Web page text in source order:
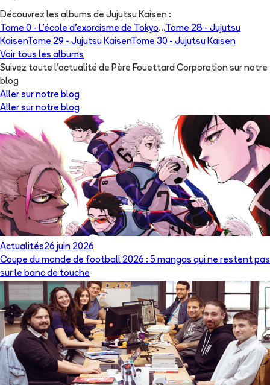
Découvrez les albums de Jujutsu Kaisen :
Tome 0 - L'école d'exorcisme de Tokyo...Tome 28 - Jujutsu
KaisenTome 29 - Jujutsu KaisenTome 30 - Jujutsu Kaisen
Voir tous les albums
Suivez toute l'actualité de Père Fouettard Corporation sur notre
blog
Aller sur notre blog
Aller sur notre blog
Actualités26 juin 2026
Coupe du monde de football 2026 : 5 mangas qui ne restent pas
sur le banc de touche